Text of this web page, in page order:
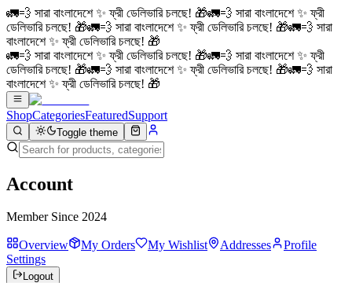
🚛💨 সারা বাংলাদেশে ✨ ফ্রী ডেলিভারি চলছে! 🎁🚛💨 সারা বাংলাদেশে ✨ ফ্রী
ডেলিভারি চলছে! 🎁🚛💨 সারা বাংলাদেশে ✨ ফ্রী ডেলিভারি চলছে! 🎁🚛💨 সারা
বাংলাদেশে ✨ ফ্রী ডেলিভারি চলছে! 🎁
🚛💨 সারা বাংলাদেশে ✨ ফ্রী ডেলিভারি চলছে! 🎁🚛💨 সারা বাংলাদেশে ✨ ফ্রী
ডেলিভারি চলছে! 🎁🚛💨 সারা বাংলাদেশে ✨ ফ্রী ডেলিভারি চলছে! 🎁🚛💨 সারা
বাংলাদেশে ✨ ফ্রী ডেলিভারি চলছে! 🎁
ShopCategoriesFeaturedSupport
Toggle theme
Account
Member Since 2024
Overview My Orders My Wishlist Addresses
Profile
Settings
Logout